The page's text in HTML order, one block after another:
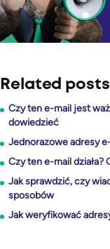
Related
Czy ten e-mail jest
dowiedzieć
Jednorazowe adresy
Czy ten e-mail
Jak sprawdzić, czy
sposobów
Jak weryfikować